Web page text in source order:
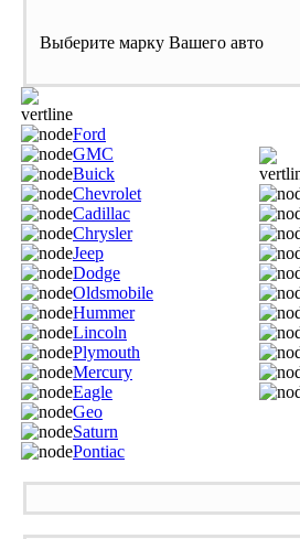
Выберите марку Вашего авто
Ford
GMC
Buick
Chevrolet
Cadillac
Chrysler
Jeep
Dodge
Oldsmobile
Hummer
Lincoln
Plymouth
Mercury
Eagle
Geo
Saturn
Pontiac